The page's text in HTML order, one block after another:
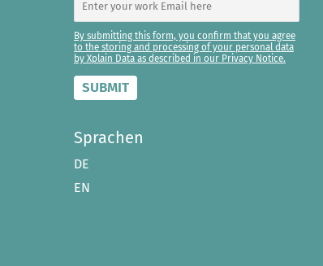
By submitting this form, you confirm that you agree
to the storing and processing of your personal data
by Xplain Data as described in our Privacy Notice.
Sprachen
DE
EN